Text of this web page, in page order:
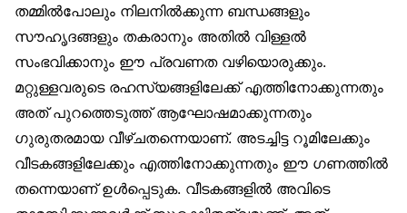
തമ്മിൽപോലും നിലനിൽക്കുന്ന ബന്ധങ്ങളും
സൗഹൃദങ്ങളും തകരാനും അതിൽ വിള്ളൽ
സംഭവിക്കാനും ഈ പ്രവണത വഴിയൊരുക്കും.
മറ്റുള്ളവരുടെ രഹസ്യങ്ങളിലേക്ക് എത്തിനോക്കുന്നതും
അത് പുറത്തെടുത്ത് ആഘോഷമാക്കുന്നതും
ഗുരുതരമായ വീഴ്ചതന്നെയാണ്. അടച്ചിട്ട റൂമിലേക്കും
വീടകങ്ങളിലേക്കും എത്തിനോക്കുന്നതും ഈ ഗണത്തിൽ
തന്നെയാണ് ഉൾപ്പെടുക. വീടകങ്ങളിൽ അവിടെ